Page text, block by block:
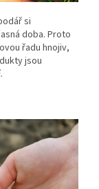
si
doba. Proto
řadu hnojiv,
jsou